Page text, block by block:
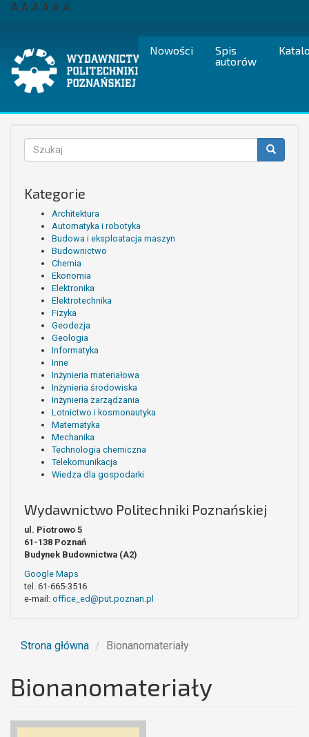
Przejdź
A A A A A A
Nowości
Spis
autorów
Formularz
wyszukiwania
Kategorie
Architektura
Automatyka i robotyka
Budowa i eksploatacja maszyn
Budownictwo
Chemia
Ekonomia
Elektronika
Elektrotechnika
Fizyka
Geodezja
Geologia
Informatyka
Inne
Inżynieria materiałowa
Inżynieria środowiska
Inżynieria zarządzania
Lotnictwo i kosmonautyka
Matematyka
Mechanika
Technologia chemiczna
Telekomunikacja
Wiedza dla gospodarki
Wydawnictwo Politechniki Poznańskiej
ul. Piotrowo 5
61-138 Poznań
Budynek Budownictwa (A2)
Google Maps
tel. 61-665-3516
e-mail: office_ed@put.poznan.pl
Strona główna Bionanomateriały
Bionanomateriały